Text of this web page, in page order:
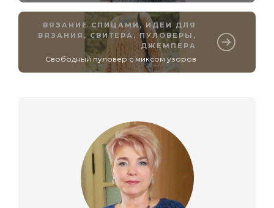
ВЯЗАНИЕ СПИЦАМИ, ИДЕИ ДЛЯ
ВЯЗАНИЯ , СВИТЕРА, ПУЛОВЕРЫ,
ДЖЕМПЕРА
Свободный пуловер с миксом узоров